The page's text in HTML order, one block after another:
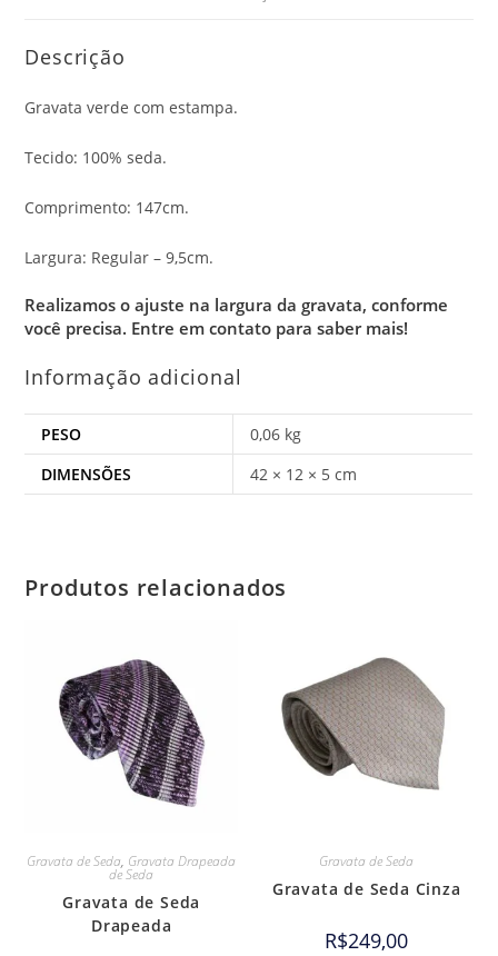
Descrição
Gravata verde com estampa.
Tecido: 100% seda.
Comprimento: 147cm.
Largura: Regular – 9,5cm.
Realizamos o ajuste na largura da gravata, conforme
você precisa. Entre em contato para saber mais!
Informação adicional
PESO
0,06 kg
DIMENSÕES
42 × 12 × 5 cm
Produtos relacionados
Gravata de Seda, Gravata Drapeada
de Seda
Gravata de Seda
Drapeada
Gravata de Seda
Gravata de Seda Cinza
R$249,00